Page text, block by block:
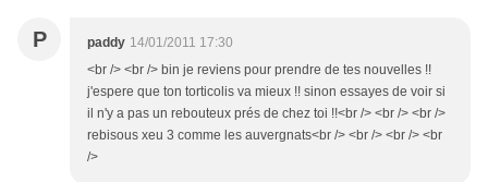
P paddy 14/01/2011 17:30
<br /> <br /> bin je reviens pour prendre de tes nouvelles !!
j'espere que ton torticolis va mieux !! sinon essayes de voir si
il n'y a pas un rebouteux prés de chez toi !!<br /> <br /> <br />
rebisous xeu 3 comme les auvergnats<br /> <br /> <br /> <br
/>